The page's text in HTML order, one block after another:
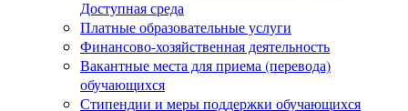
Доступная среда
Платные образовательные услуги
Финансово-хозяйственная деятельность
Вакантные места для приема (перевода)
обучающихся
Стипендии и меры поддержки обучающихся